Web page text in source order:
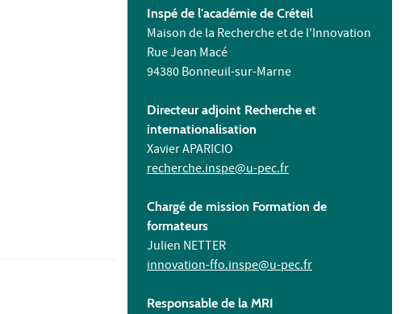
Inspé de l'académie de Créteil
Maison de la Recherche et de l'Innovation
Rue Jean Macé
94380 Bonneuil-sur-Marne
Directeur adjoint Recherche et
internationalisation
Xavier APARICIO
recherche.inspe@u-pec.fr
Chargé de mission Formation de
formateurs
Julien NETTER
innovation-ffo.inspe@u-pec.fr
Responsable de la MRI